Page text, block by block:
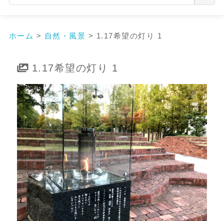
ホーム > 自然・風景 > 1.17希望の灯り 1
1.17希望の灯り 1